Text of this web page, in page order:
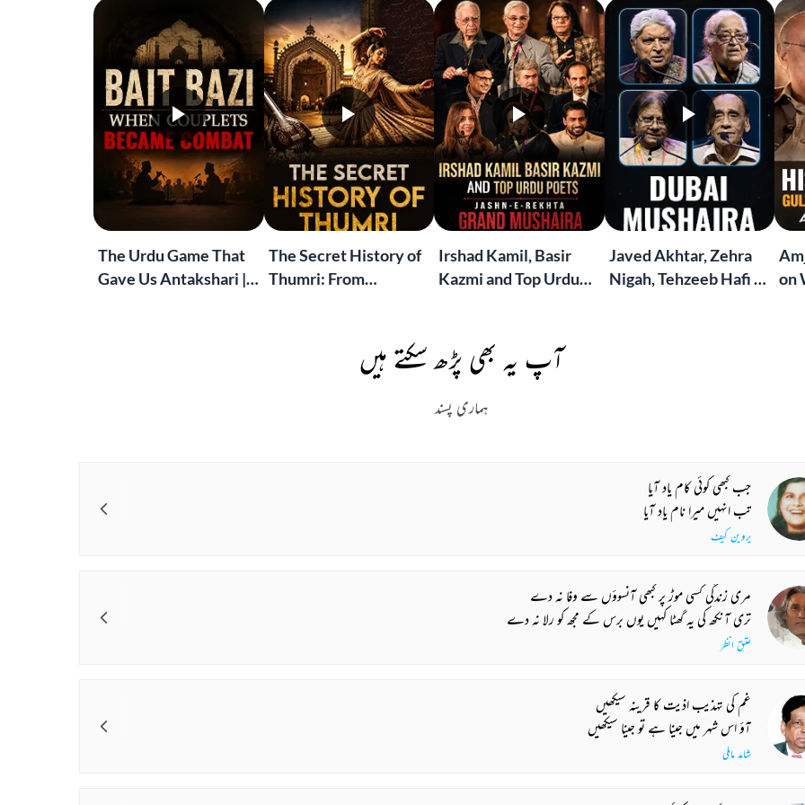
The Urdu Game That
Gave Us Antakshari |
The Secret History of
Thumri: From
Irshad Kamil, Basir
Kazmi and Top Urdu
London Grand
Mushaira
Javed Akhtar, Zehra
Nigah, Tehzeeb Hafi &
on
آپ یہ بھی پڑھ سکتے ہیں
ہماری پسند
جب کبھی کوئی کام یاد آیا
تب انہیں میرا نام یاد آیا
پروین کیف
مری زندگی کسی موڑ پر کبھی آنسوؤں سے وفا نہ دے
تری آنکھ کی یہ گھٹا کہیں یوں برس کے مجھ کو رلا نہ دے
عتیق انظر
غم کی تہذیب اذیت کا قرینہ سیکھیں
آؤ اس شہر میں جینا ہے تو جینا سیکھیں
شاہد ماہلی